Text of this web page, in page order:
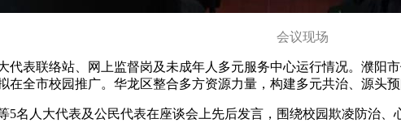
会议现场
联络站、网上监督岗及未成年人多元服务中心运行情况。濮阳
全市校园推广。华龙区整合多方资源力量，构建多元共治、源头
人大代表及公民代表在座谈会上先后发言，围绕校园欺凌防治、